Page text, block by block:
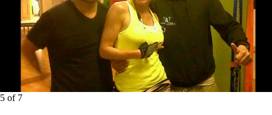
5 of 7